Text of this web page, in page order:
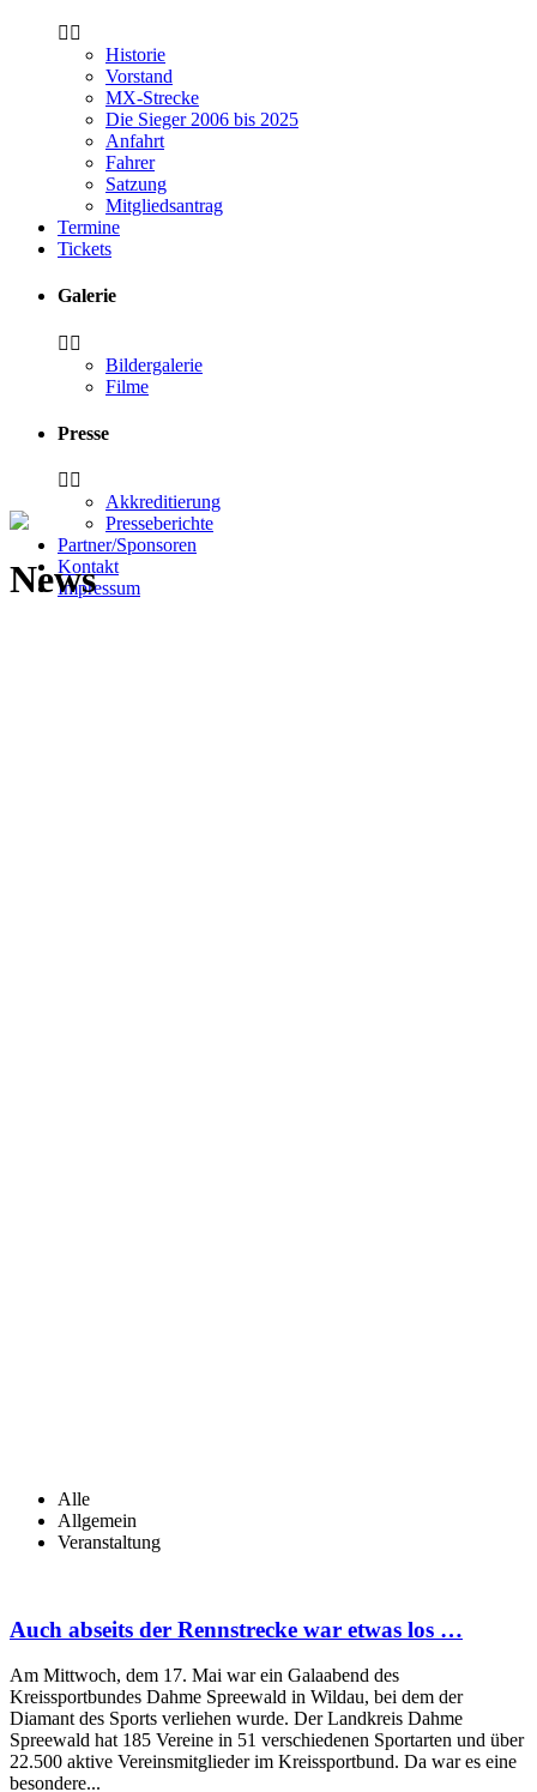
Historie
Vorstand
MX-Strecke
Die Sieger 2006 bis 2025
Anfahrt
Fahrer
Satzung
Mitgliedsantrag
Termine
Tickets
Galerie
Bildergalerie
Filme
Presse
Akkreditierung
Presseberichte
Partner/Sponsoren
Kontakt
Impressum
News
Alle
Allgemein
Veranstaltung
Auch abseits der Rennstrecke war etwas los …
Am Mittwoch, dem 17. Mai war ein Galaabend des
Kreissportbundes Dahme Spreewald in Wildau, bei dem der
Diamant des Sports verliehen wurde. Der Landkreis Dahme
Spreewald hat 185 Vereine in 51 verschiedenen Sportarten und über
22.500 aktive Vereinsmitglieder im Kreissportbund. Da war es eine
besondere...